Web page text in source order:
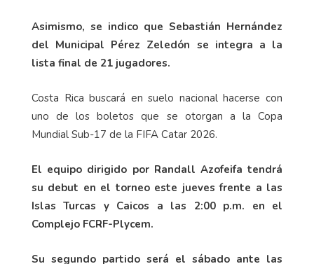
Asimismo, se indico que Sebastián Hernández
del Municipal Pérez Zeledón se integra a la
lista final de 21 jugadores.
Costa Rica buscará en suelo nacional hacerse con
uno de los boletos que se otorgan a la Copa
Mundial Sub-17 de la FIFA Catar 2026.
El equipo dirigido por Randall Azofeifa tendrá
su debut en el torneo este jueves frente a las
Islas Turcas y Caicos a las 2:00 p.m. en el
Complejo FCRF-Plycem.
Su segundo partido será el sábado ante las